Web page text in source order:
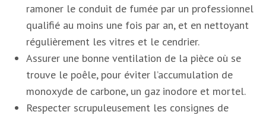
ramoner le conduit de fumée par un professionnel
qualifié au moins une fois par an, et en nettoyant
régulièrement les vitres et le cendrier.
Assurer une bonne ventilation de la pièce où se
trouve le poêle, pour éviter l’accumulation de
monoxyde de carbone, un gaz inodore et mortel.
Respecter scrupuleusement les consignes de